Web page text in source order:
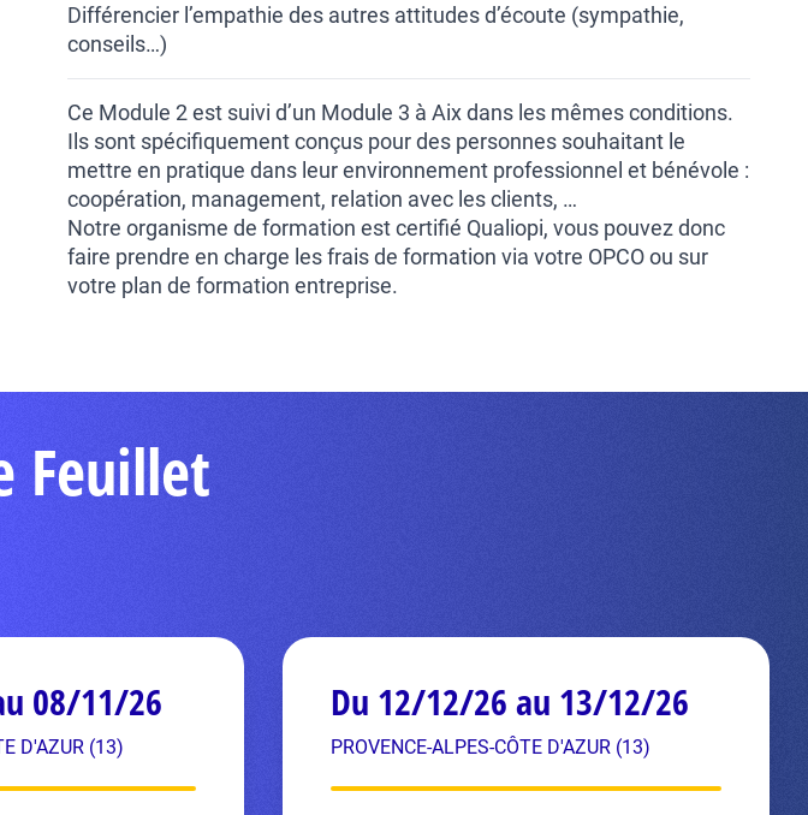
Différencier l’empathie des autres attitudes d’écoute (sympathie,
conseils…)
Ce Module 2 est suivi d’un Module 3 à Aix dans les mêmes conditions.
Ils sont spécifiquement conçus pour des personnes souhaitant le
mettre en pratique dans leur environnement professionnel et bénévole :
coopération, management, relation avec les clients, …
Notre organisme de formation est certifié Qualiopi, vous pouvez donc
faire prendre en charge les frais de formation via votre OPCO ou sur
votre plan de formation entreprise.
Feuillet
08/11/26
D'AZUR (13)
Du 12/12/26 au 13/12/26
PROVENCE-ALPES-CÔTE D'AZUR (13)